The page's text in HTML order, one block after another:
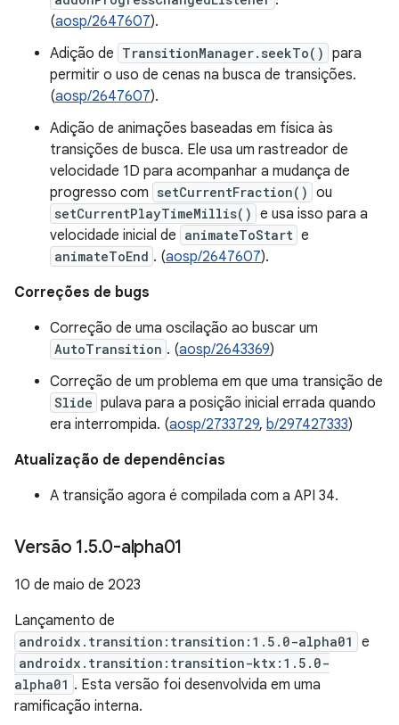
(aosp/2647607).
Adição de TransitionManager.seekTo() para
permitir o uso de cenas na busca de transições.
(aosp/2647607).
Adição de animações baseadas em física às
transições de busca. Ele usa um rastreador de
velocidade 1D para acompanhar a mudança de
progresso com setCurrentFraction() ou
setCurrentPlayTimeMillis() e usa isso para a
velocidade inicial de animateToStart e
animateToEnd . (aosp/2647607).
Correções de bugs
Correção de uma oscilação ao buscar um
AutoTransition . (aosp/2643369)
Correção de um problema em que uma transição de
Slide pulava para a posição inicial errada quando
era interrompida. (aosp/2733729, b/297427333)
Atualização de dependências
A transição agora é compilada com a API 34.
Versão 1.5.0-alpha01
10 de maio de 2023
Lançamento de
androidx.transition:transition:1.5.0-alpha01 e
androidx.transition:transition-ktx:1.5.0-
alpha01 . Esta versão foi desenvolvida em uma
ramificação interna.